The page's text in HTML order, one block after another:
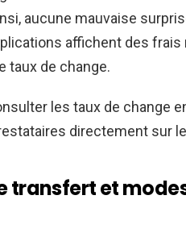
aucune mauvaise
affichent des
taux de change.
les taux de change
directement sur
transfert et